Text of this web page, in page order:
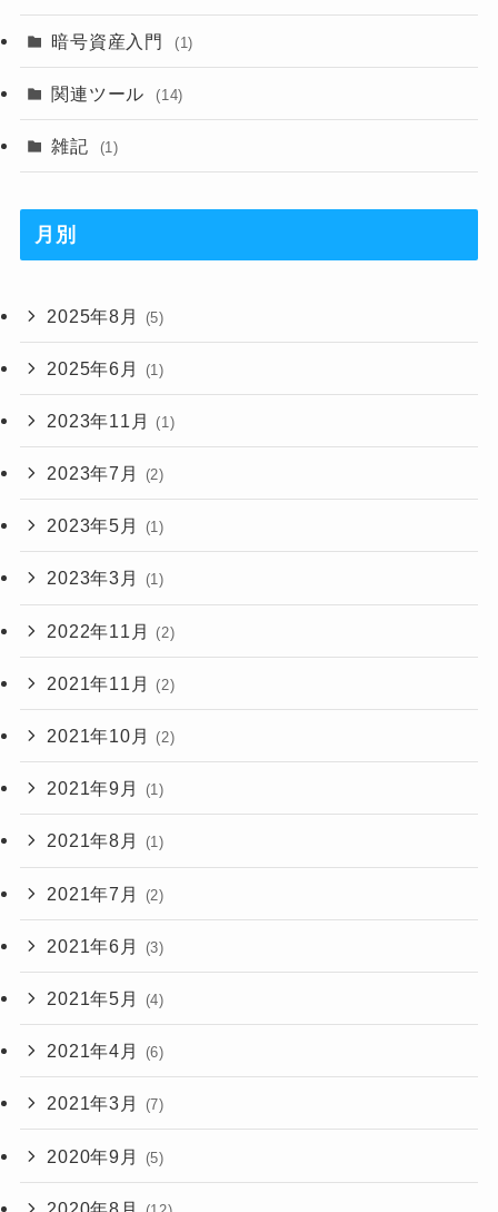
暗号資産入門 (1)
関連ツール (14)
雑記 (1)
月別
2025年8月 (5)
2025年6月 (1)
2023年11月 (1)
2023年7月 (2)
2023年5月 (1)
2023年3月 (1)
2022年11月 (2)
2021年11月 (2)
2021年10月 (2)
2021年9月 (1)
2021年8月 (1)
2021年7月 (2)
2021年6月 (3)
2021年5月 (4)
2021年4月 (6)
2021年3月 (7)
2020年9月 (5)